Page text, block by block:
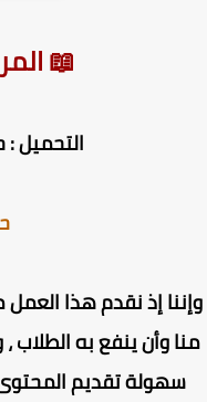
📖
التحميل :
إذ نقدم هذا العمل
وأن ينفع به الطلاب ،
سهولة تقديم المحتوى